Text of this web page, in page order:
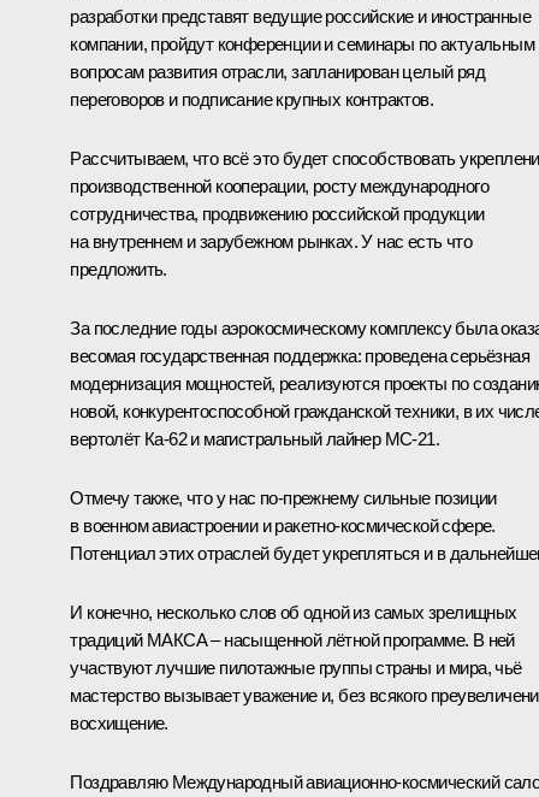
разработки представят ведущие российские и иностранные
компании, пройдут конференции и семинары по актуальным
вопросам развития отрасли, запланирован целый ряд
переговоров и подписание крупных контрактов.
Рассчитываем, что всё это будет способствовать
производственной кооперации, росту международного
сотрудничества, продвижению российской продукции
на внутреннем и зарубежном рынках. У нас есть что
предложить.
За последние годы аэрокосмическому комплексу была
весомая государственная поддержка: проведена серьёзная
модернизация мощностей, реализуются проекты по
новой, конкурентоспособной гражданской техники, в их
вертолёт Ка-62 и магистральный лайнер МС-21.
Отмечу также, что у нас по-прежнему сильные позиции
в военном авиастроении и ракетно-космической сфере.
Потенциал этих отраслей будет укрепляться и в
И конечно, несколько слов об одной из самых зрелищных
традиций МАКСА – насыщенной лётной программе. В ней
участвуют лучшие пилотажные группы страны и мира, чьё
мастерство вызывает уважение и, без всякого
восхищение.
Поздравляю Международный авиационно-космический